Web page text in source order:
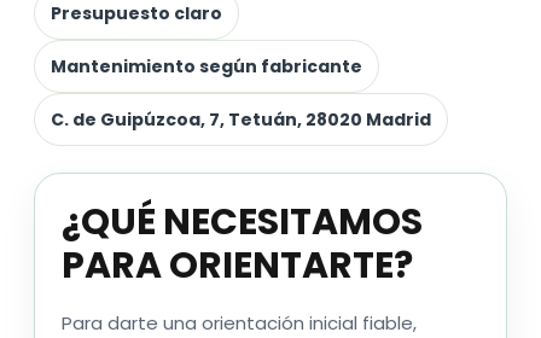
Presupuesto claro
Mantenimiento según fabricante
C. de Guipúzcoa, 7, Tetuán, 28020 Madrid
¿QUÉ NECESITAMOS
PARA ORIENTARTE?
Para darte una orientación inicial fiable,